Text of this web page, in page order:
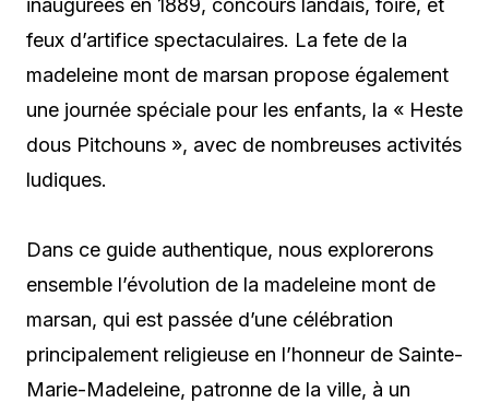
inaugurées en 1889, concours landais, foire, et
feux d’artifice spectaculaires. La fete de la
madeleine mont de marsan propose également
une journée spéciale pour les enfants, la « Heste
dous Pitchouns », avec de nombreuses activités
ludiques.
Dans ce guide authentique, nous explorerons
ensemble l’évolution de la madeleine mont de
marsan, qui est passée d’une célébration
principalement religieuse en l’honneur de Sainte-
Marie-Madeleine, patronne de la ville, à un